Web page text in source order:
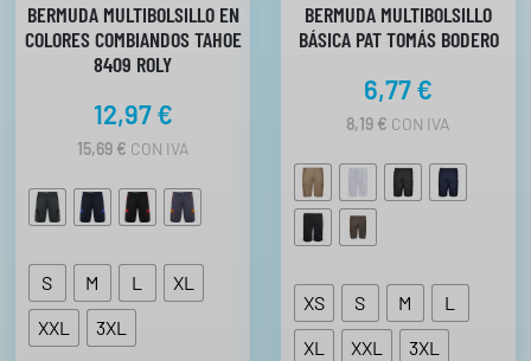
BERMUDA MULTIBOLSILLO EN
COLORES COMBIANDOS TAHOE
8409 ROLY
12,97€
15,69 € CON IVA
S M L
XL
XXL
3XL
BERMUDA MULTIBOLSILLO
BÁSICA PAT TOMÁS BODERO
6,77€
8,19 € CON IVA
XS S M
L
XL
XXL
3XL